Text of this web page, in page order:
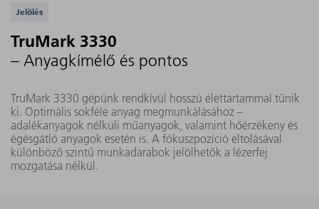
Támogatott alkalmazások
Jelölés
TruMark 3330
– Anyagkímélő és pontos
TruMark 3330 gépünk rendkívül hosszú élettartammal tűnik
ki. Optimális sokféle anyag megmunkálásához –
adalékanyagok nélküli műanyagok, valamint hőérzékeny és
égésgátló anyagok esetén is. A fókuszpozíció eltolásával
különböző szintű munkadarabok jelölhetők a lézerfej
mozgatása nélkül.